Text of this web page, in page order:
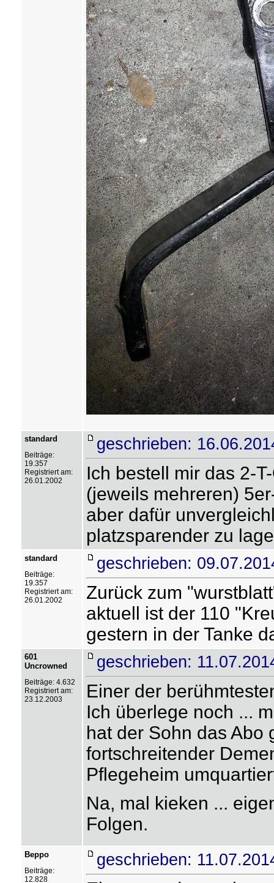
standard
Beiträge:
19.357
Registriert am:
26.01.2002
geschrieben:
Ich bestell mir das 2-
(jeweils mehreren)
aber dafür
platzsparender zu
standard
Beiträge:
19.357
Registriert am:
26.01.2002
geschrieben:
Zurück zum
aktuell ist der 110
gestern in der Tanke
601
Uncrowned
Beiträge: 4.632
Registriert am:
23.12.2003
geschrieben:
Einer der
Ich überlege noch ...
hat der Sohn das Abo
fortschreitender
Pflegeheim
Na, mal kieken ...
Folgen.
Beppo
Beiträge:
12.828
geschrieben: